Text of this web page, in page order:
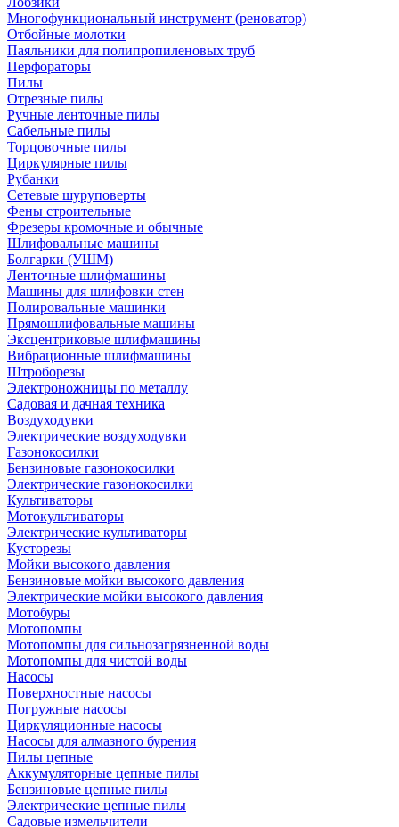
Многофункциональный инструмент (реноватор)
Отбойные молотки
Паяльники для полипропиленовых труб
Перфораторы
Пилы
Отрезные пилы
Ручные ленточные пилы
Сабельные пилы
Торцовочные пилы
Циркулярные пилы
Рубанки
Сетевые шуруповерты
Фены строительные
Фрезеры кромочные и обычные
Шлифовальные машины
Болгарки (УШМ)
Ленточные шлифмашины
Машины для шлифовки стен
Полировальные машинки
Прямошлифовальные машины
Эксцентриковые шлифмашины
Вибрационные шлифмашины
Штроборезы
Электроножницы по металлу
Садовая и дачная техника
Воздуходувки
Электрические воздуходувки
Газонокосилки
Бензиновые газонокосилки
Электрические газонокосилки
Культиваторы
Мотокультиваторы
Электрические культиваторы
Кусторезы
Мойки высокого давления
Бензиновые мойки высокого давления
Электрические мойки высокого давления
Мотобуры
Мотопомпы
Мотопомпы для сильнозагрязненной воды
Мотопомпы для чистой воды
Насосы
Поверхностные насосы
Погружные насосы
Циркуляционные насосы
Насосы для алмазного бурения
Пилы цепные
Аккумуляторные цепные пилы
Бензиновые цепные пилы
Электрические цепные пилы
Садовые измельчители